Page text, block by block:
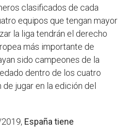
clasificados de cada
equipos que tengan mayor
la liga tendrán el derecho
más importante de
sido campeones de la
dentro de los cuatro
jugar en la edición del
España tiene